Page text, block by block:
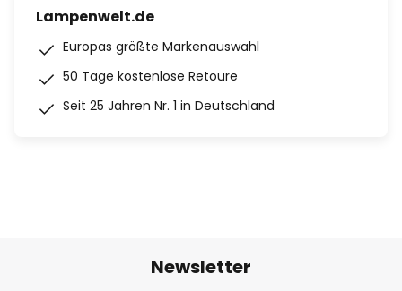
Lampenwelt.de
Europas größte Markenauswahl
50 Tage kostenlose Retoure
Seit 25 Jahren Nr. 1 in Deutschland
Newsletter